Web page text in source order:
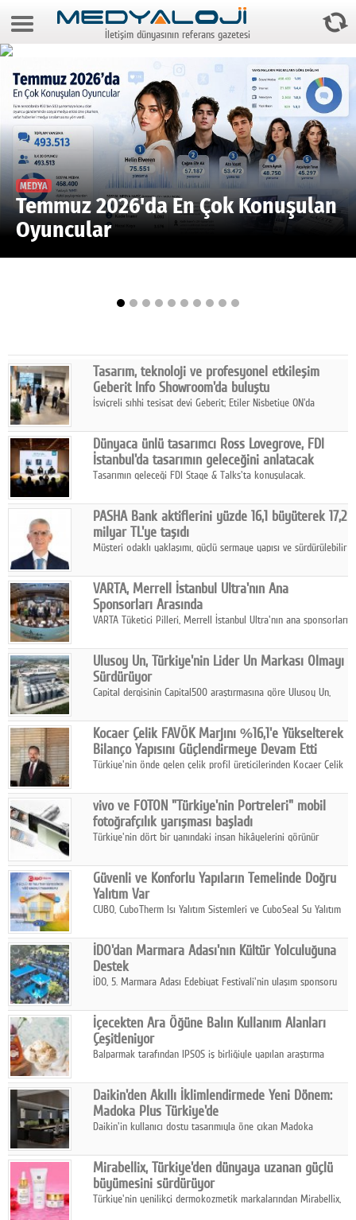
6 Ağustos 2026 11:00:09
Foto Galeri
Video Galeri
Gazeteler
Medya
Reyting-tiraj
Teknoloji
Facebook
Diziler
Karikatür
Youtube
Polemik
Reklam
Yazarlar
Künye
SOSYAL MEDYA
Facebook
Twitter
Google Plus
© 2026 TÜM HAKLARI SAKLIDIR
İletişim dünyasının referans gazetesi
MEDYA
Temmuz 2026'da En Çok Konuşulan
Oyuncular
Tasarım, teknoloji ve profesyonel etkileşim
Geberit Info Showroom'da buluştu
İsviçreli sıhhi tesisat devi Geberit; Etiler Nisbetiye ON'da
ortaklığıyla özel bir davete ev sahipliği yaptı.
Dünyaca ünlü tasarımcı Ross Lovegrove, FDI
İstanbul'da tasarımın geleceğini anlatacak
Tasarımın geleceği FDI Stage & Talks'ta konuşulacak.
PASHA Bank aktiflerini yüzde 16,1 büyüterek 17,2
milyar TL'ye taşıdı
Müşteri odaklı yaklaşımı, güçlü sermaye yapısı ve sürdürülebilir
yılının ilk yarısında güçlü finansal performansını korudu.
VARTA, Merrell İstanbul Ultra'nın Ana
Sponsorları Arasında
VARTA Tüketici Pilleri, Merrell İstanbul Ultra'nın ana sponsorları
enerjisine güç katıyor.
Ulusoy Un, Türkiye'nin Lider Un Markası Olmayı
Sürdürüyor
Capital dergisinin Capital500 araştırmasına göre Ulusoy Un,
hasılatıyla Türkiye'nin en büyük 83. firması oldu.
Kocaer Çelik FAVÖK Marjını %16,1'e Yükselterek
Bilanço Yapısını Güçlendirmeye Devam Etti
Türkiye'nin önde gelen çelik profil üreticilerinden Kocaer Çelik
Çelik FAVÖK Marjını %16,1'e yükseltti.
vivo ve FOTON "Türkiye'nin Portreleri" mobil
fotoğrafçılık yarışması başladı
Türkiye'nin dört bir yanındaki insan hikâyelerini görünür
insanını, kültürünü ve yaşamını portre fotoğraflarıyla
anlatmaya davet ediyor.
Güvenli ve Konforlu Yapıların Temelinde Doğru
Yalıtım Var
CUBO, CuboTherm Isı Yalıtım Sistemleri ve CuboSeal Su Yalıtım
ve sürdürülebilir çözümler sunuyor.
İDO'dan Marmara Adası'nın Kültür Yolculuğuna
Destek
İDO, 5. Marmara Adası Edebiyat Festivali'nin ulaşım sponsoru
ettiriyor.
İçecekten Ara Öğüne Balın Kullanım Alanları
Çeşitleniyor
Balparmak tarafından IPSOS iş birliğiyle yapılan araştırma
ıhlamur gibi içeceklerde tercih ettiğini ortaya koyuyor.
Daikin'den Akıllı İklimlendirmede Yeni Dönem:
Madoka Plus Türkiye'de
Daikin'in kullanıcı dostu tasarımıyla öne çıkan Madoka
kontrol ünitesi Madoka Plus Türkiye'de satışa sunuldu.
Mirabellix, Türkiye'den dünyaya uzanan güçlü
büyümesini sürdürüyor
Türkiye'nin yenilikçi dermokozmetik markalarından Mirabellix,